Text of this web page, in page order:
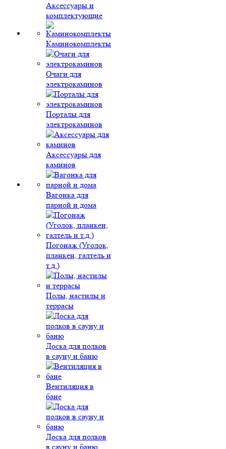
Аксессуары и
комплектующие
Каминокомплекты
Очаги для
электрокаминов
Порталы для
электрокаминов
Аксессуары для
каминов
Вагонка для
парной и дома
Погонаж (Уголок,
планкен, галтель и
т.д.)
Полы, настилы и
террасы
Доска для полков
в сауну и баню
Вентиляция в
бане
Доска для полков
в сауну и баню